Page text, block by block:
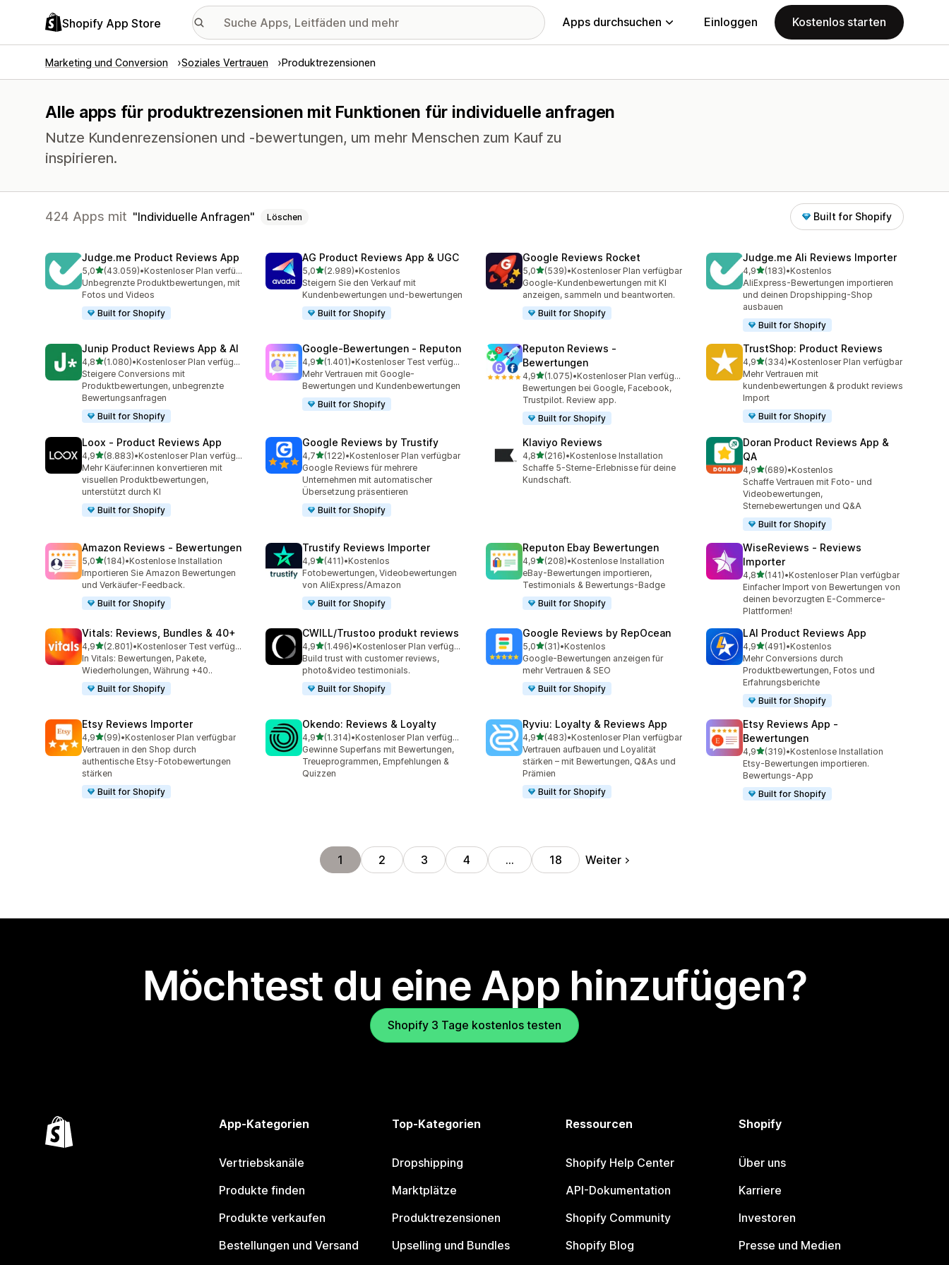
Shopify App Store Apps durchsuchen Einloggen Kostenlos starten
Marketing und Conversion Soziales Vertrauen Produktrezensionen
Alle apps für produktrezensionen mit Funktionen für individuelle anfragen
Nutze Kundenrezensionen und -bewertungen, um mehr Menschen zum Kauf zu
inspirieren.
424 Apps mit Individuelle Anfragen Löschen Built for Shopify
Judge.me Product Reviews App
5,0von 5 Sternen
(43.059)
43059 Rezensionen insgesamt
•
Kostenloser Plan verfügbar
Unbegrenzte Produktbewertungen, mit
Fotos und Videos
Built for Shopify
AG Product Reviews App & UGC
5,0von 5 Sternen
(2.989)
2989 Rezensionen insgesamt
•Kostenlos
Steigern Sie den Verkauf mit
Kundenbewertungen und-bewertungen
Built for Shopify
Google Reviews Rocket
5,0von 5 Sternen
(539)
539 Rezensionen insgesamt
•Kostenloser Plan verfügbar
Google-Kundenbewertungen mit KI
anzeigen, sammeln und beantworten.
Built for Shopify
Judge.me Ali Reviews Importer
4,9von 5 Sternen
(183)
183 Rezensionen insgesamt
•Kostenlos
AliExpress-Bewertungen importieren
und deinen Dropshipping-Shop
ausbauen
Built for Shopify
Junip Product Reviews App & AI
4,8von 5 Sternen
(1.080)
1080 Rezensionen insgesamt
•
Kostenloser Plan verfügbar
Steigere Conversions mit
Produktbewertungen, unbegrenzte
Bewertungsanfragen
Built for Shopify
Google‑Bewertungen ‑ Reputon
4,9von 5 Sternen
(1.401)
1401 Rezensionen insgesamt
•
Kostenloser Test verfügbar
Mehr Vertrauen mit Google-
Bewertungen und Kundenbewertungen
Built for Shopify
Reputon Reviews ‑
Bewertungen
4,9von 5 Sternen
(1.075)
1075 Rezensionen insgesamt
•
Kostenloser Plan verfügbar
Bewertungen bei Google, Facebook,
Trustpilot. Review app.
Built for Shopify
TrustShop: Product Reviews
4,9von 5 Sternen
(334)
334 Rezensionen insgesamt
•Kostenloser Plan verfügbar
Mehr Vertrauen mit
kundenbewertungen & produkt reviews
Import
Built for Shopify
Loox ‑ Product Reviews App
4,9von 5 Sternen
(8.883)
8883 Rezensionen insgesamt
•
Kostenloser Plan verfügbar
Mehr Käufer:innen konvertieren mit
visuellen Produktbewertungen,
unterstützt durch KI
Built for Shopify
Google Reviews by Trustify
4,7von 5 Sternen
(122)
122 Rezensionen insgesamt
•Kostenloser Plan verfügbar
Google Reviews für mehrere
Unternehmen mit automatischer
Übersetzung präsentieren
Built for Shopify
Klaviyo Reviews
4,8von 5 Sternen
(216)
216 Rezensionen insgesamt
•Kostenlose Installation
Schaffe 5-Sterne-Erlebnisse für deine
Kundschaft.
Doran Product Reviews App &
QA
4,9von 5 Sternen
(689)
689 Rezensionen insgesamt
•Kostenlos
Schaffe Vertrauen mit Foto- und
Videobewertungen,
Sternebewertungen und Q&A
Built for Shopify
Amazon Reviews ‑ Bewertungen
5,0von 5 Sternen
(184)
184 Rezensionen insgesamt
•Kostenlose Installation
Importieren Sie Amazon Bewertungen
und Verkäufer-Feedback.
Built for Shopify
Trustify Reviews Importer
4,9von 5 Sternen
(411)
411 Rezensionen insgesamt
•Kostenlos
Fotobewertungen, Videobewertungen
von AliExpress/Amazon
Built for Shopify
Reputon Ebay Bewertungen
4,9von 5 Sternen
(208)
208 Rezensionen insgesamt
•Kostenlose Installation
eBay-Bewertungen importieren,
Testimonials & Bewertungs-Badge
Built for Shopify
WiseReviews ‑ Reviews
Importer
4,8von 5 Sternen
(141)
141 Rezensionen insgesamt
•Kostenloser Plan verfügbar
Einfacher Import von Bewertungen von
deinen bevorzugten E-Commerce-
Plattformen!
Vitals: Reviews, Bundles & 40+
4,9von 5 Sternen
(2.801)
2801 Rezensionen insgesamt
•
Kostenloser Test verfügbar
In Vitals: Bewertungen, Pakete,
Wiederholungen, Währung +40..
Built for Shopify
CWILL/Trustoo produkt reviews
4,9von 5 Sternen
(1.496)
1496 Rezensionen insgesamt
•
Kostenloser Plan verfügbar
Build trust with customer reviews,
photo&video testimonials.
Built for Shopify
Google Reviews by RepOcean
5,0von 5 Sternen
(31)
31 Rezensionen insgesamt
•Kostenlos
Google-Bewertungen anzeigen für
mehr Vertrauen & SEO
Built for Shopify
LAI Product Reviews App
4,9von 5 Sternen
(491)
491 Rezensionen insgesamt
•Kostenlos
Mehr Conversions durch
Produktbewertungen, Fotos und
Erfahrungsberichte
Built for Shopify
Etsy Reviews Importer
4,9von 5 Sternen
(99)
99 Rezensionen insgesamt
•Kostenloser Plan verfügbar
Vertrauen in den Shop durch
authentische Etsy-Fotobewertungen
stärken
Built for Shopify
Okendo: Reviews & Loyalty
4,9von 5 Sternen
(1.314)
1314 Rezensionen insgesamt
•
Kostenloser Plan verfügbar
Gewinne Superfans mit Bewertungen,
Treueprogrammen, Empfehlungen &
Quizzen
Ryviu: Loyalty & Reviews App
4,9von 5 Sternen
(483)
483 Rezensionen insgesamt
•Kostenloser Plan verfügbar
Vertrauen aufbauen und Loyalität
stärken – mit Bewertungen, Q&As und
Prämien
Built for Shopify
Etsy Reviews App ‑
Bewertungen
4,9von 5 Sternen
(319)
319 Rezensionen insgesamt
•Kostenlose Installation
Etsy-Bewertungen importieren.
Bewertungs-App
Built for Shopify
1 2 3 4 … 18 Weiter
Möchtest du eine App hinzufügen?
Shopify 3 Tage kostenlos testen
App-Kategorien
Vertriebskanäle
Produkte finden
Produkte verkaufen
Bestellungen und Versand
Top-Kategorien
Dropshipping
Marktplätze
Produktrezensionen
Upselling und Bundles
Ressourcen
Shopify Help Center
API-Dokumentation
Shopify Community
Shopify Blog
Shopify
Über uns
Karriere
Investoren
Presse und Medien